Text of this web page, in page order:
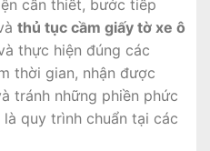
cần thiết, bước tiếp
thủ tục cầm giấy tờ xe ô
thực hiện đúng các
thời gian, nhận được
tránh những phiền phức
quy trình chuẩn tại các